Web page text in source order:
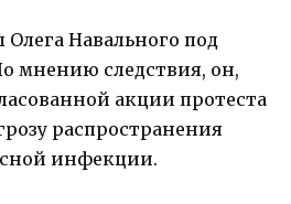
Олега Навального под
мнению следствия, он,
акции протеста
распространения
инфекции.